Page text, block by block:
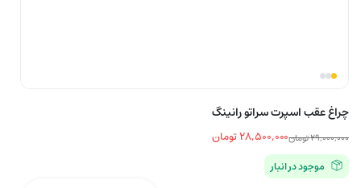
چراغ عقب اسپرت سراتو رانینگ
۲۹,۰۰۰,۰۰۰تومان
قیمت
اصلی
۲۸,۵۰۰,۰۰۰تومان
قیمت
فعلی موجود در انبار